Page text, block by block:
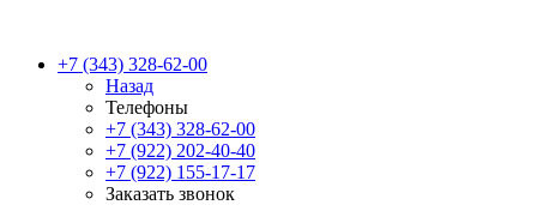
+7 (343) 328-62-00
Назад
Телефоны
+7 (343) 328-62-00
+7 (922) 202-40-40
+7 (922) 155-17-17
Заказать звонок